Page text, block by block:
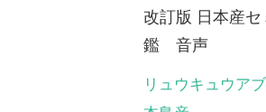
昆虫 2018/07/06
改訂版 日本産セミ科図
チョウセンケナガニイニイ